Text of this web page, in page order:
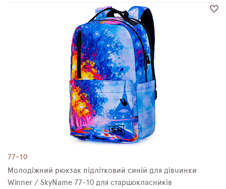
77-10
Молодіжний рюкзак підлітковий синій для дівчинки
Winner / SkyName 77-10 для старшокласників